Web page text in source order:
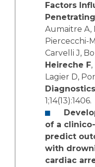
Factors
Aumaitre A,
Piercecchi-
Carvelli J,
Heireche F
Lagier D,
1;14(13):1406.
of a
predict
with
cardiac